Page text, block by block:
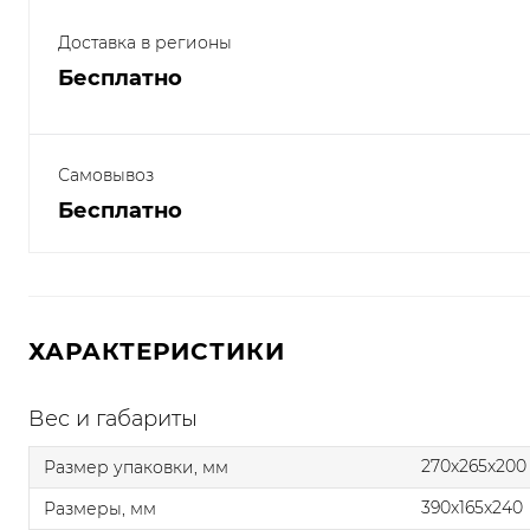
Доставка в регионы
Бесплатно
Самовывоз
Бесплатно
ХАРАКТЕРИСТИКИ
Вес и габариты
Размер упаковки, мм
270x265x200
Размеры, мм
390x165x240